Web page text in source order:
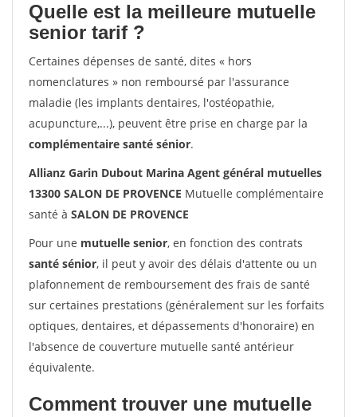
Quelle est la meilleure mutuelle
senior tarif ?
Certaines dépenses de santé, dites « hors
nomenclatures » non remboursé par l'assurance
maladie (les implants dentaires, l'ostéopathie,
acupuncture,...), peuvent être prise en charge par la
complémentaire santé sénior.
Allianz Garin Dubout Marina Agent général mutuelles
13300 SALON DE PROVENCE Mutuelle complémentaire
santé à SALON DE PROVENCE
Pour une mutuelle senior, en fonction des contrats
santé sénior, il peut y avoir des délais d'attente ou un
plafonnement de remboursement des frais de santé
sur certaines prestations (généralement sur les forfaits
optiques, dentaires, et dépassements d'honoraire) en
l'absence de couverture mutuelle santé antérieur
équivalente.
Comment trouver une mutuelle